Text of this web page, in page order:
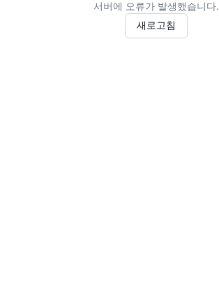
서버에 오류가 발생했습니다.
새로고침